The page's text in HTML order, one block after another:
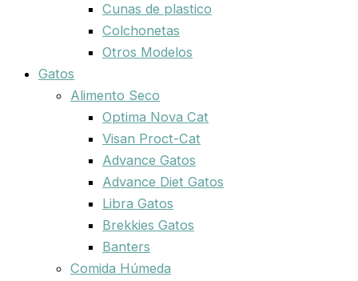
Cunas de plastico
Colchonetas
Otros Modelos
Gatos
Alimento Seco
Optima Nova Cat
Visan Proct-Cat
Advance Gatos
Advance Diet Gatos
Libra Gatos
Brekkies Gatos
Banters
Comida Húmeda